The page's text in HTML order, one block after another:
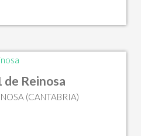
Reinosa
(CANTABRIA)